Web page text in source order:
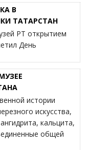
В
ТАТАРСТАН
РТ открытием
День
истории
искусства,
кальцита,
общей